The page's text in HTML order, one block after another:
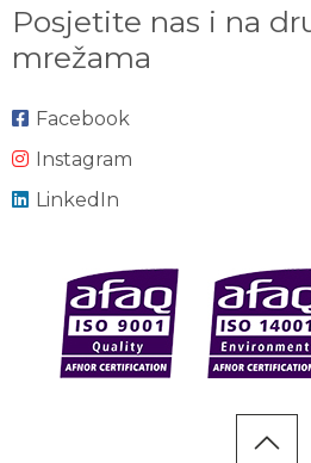
Posjetite nas i na
mrežama
Facebook
Instagram
LinkedIn